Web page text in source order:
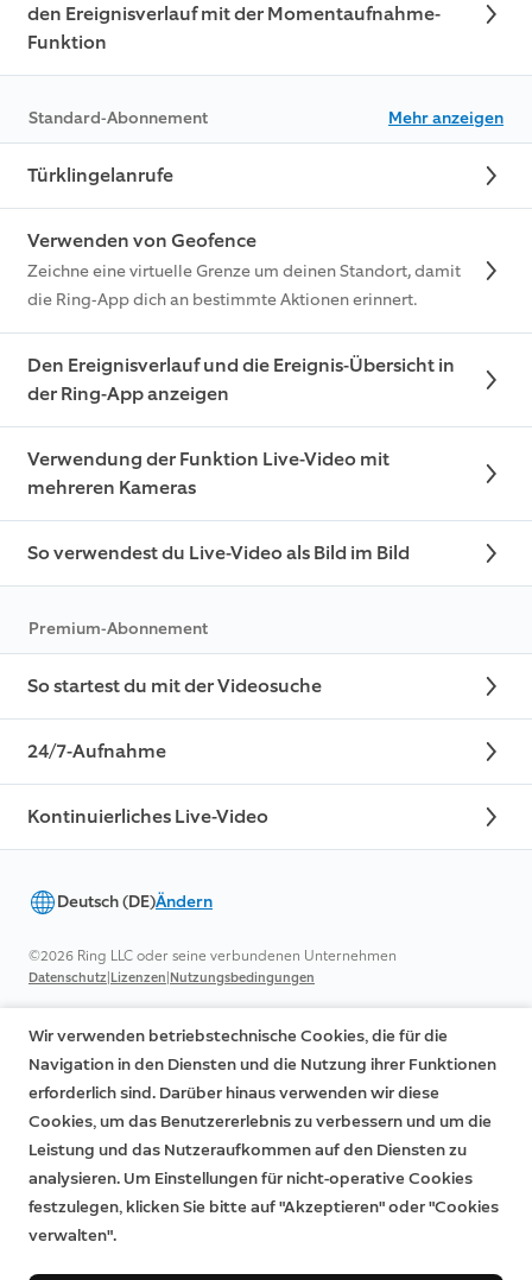
den Ereignisverlauf mit der Momentaufnahme-
Funktion
Standard-Abonnement Mehr anzeigen
Türklingelanrufe
Verwenden von Geofence
Zeichne eine virtuelle Grenze um deinen Standort, damit
die Ring-App dich an bestimmte Aktionen erinnert.
Den Ereignisverlauf und die Ereignis-Übersicht in
der Ring-App anzeigen
Verwendung der Funktion Live-Video mit
mehreren Kameras
So verwendest du Live-Video als Bild im Bild
Premium-Abonnement
So startest du mit der Videosuche
24/7-Aufnahme
Kontinuierliches Live-Video
Deutsch (DE)Ändern
©2026 Ring LLC oder seine verbundenen Unternehmen
Datenschutz|Lizenzen|Nutzungsbedingungen
Wir verwenden betriebstechnische Cookies, die für die
Navigation in den Diensten und die Nutzung ihrer Funktionen
erforderlich sind. Darüber hinaus verwenden wir diese
Cookies, um das Benutzererlebnis zu verbessern und um die
Leistung und das Nutzeraufkommen auf den Diensten zu
analysieren. Um Einstellungen für nicht-operative Cookies
festzulegen, klicken Sie bitte auf "Akzeptieren" oder "Cookies
verwalten".